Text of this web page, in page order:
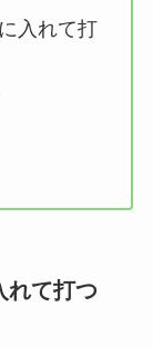
入れて打
れて打つ